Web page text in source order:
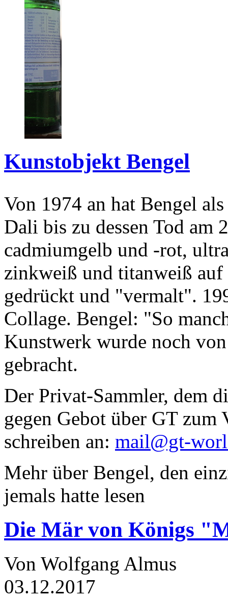
Kunstobjekt Bengel
Von 1974 an hat Bengel
Dali bis zu dessen Tod am
cadmiumgelb und -rot,
zinkweiß und titanweiß
gedrückt und "vermalt".
Collage. Bengel: "So
Kunstwerk wurde noch
gebracht.
Der Privat-Sammler, dem
gegen Gebot über GT zum
schreiben an: mail@gt-
Mehr über Bengel, den
jemals hatte lesen
Die Mär von Königs
Von Wolfgang Almus
03.12.2017